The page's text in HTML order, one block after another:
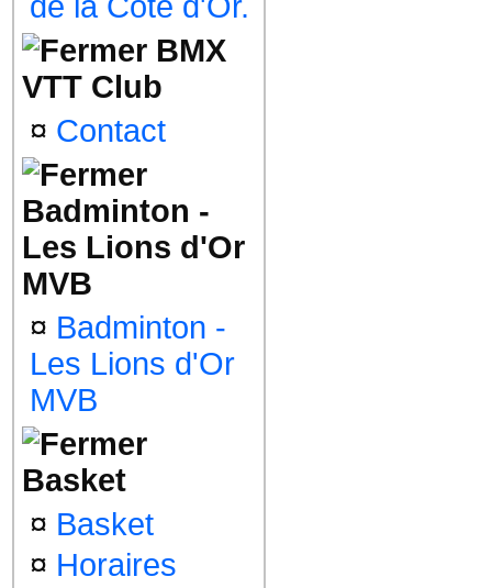
BMX
VTT Club
¤ Contact
Badminton -
Les Lions d'Or
MVB
¤ Badminton -
Les Lions d'Or
MVB
Basket
¤ Basket
¤ Horaires